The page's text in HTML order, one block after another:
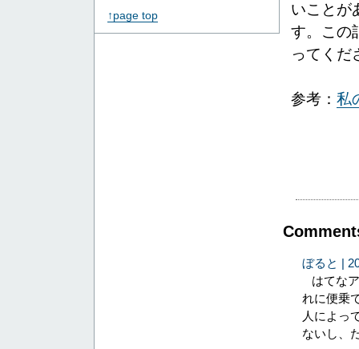
いことが
す。この
ってくだ
参考： 私
ぼると |
はてな
れに便乗
人によっ
ないし、
↑page top